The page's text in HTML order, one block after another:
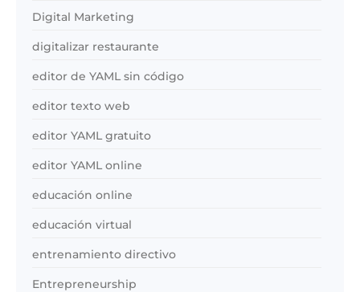
Digital Marketing
digitalizar restaurante
editor de YAML sin código
editor texto web
editor YAML gratuito
editor YAML online
educación online
educación virtual
entrenamiento directivo
Entrepreneurship